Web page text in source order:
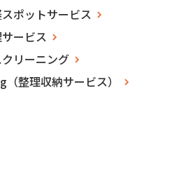
ポットサービス
ービス
リーニング
（整理収納サービス）